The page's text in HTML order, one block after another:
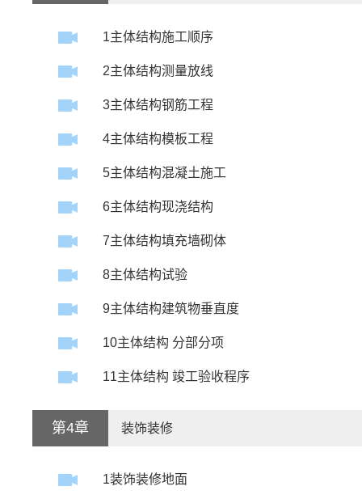
1主体结构施工顺序
2主体结构测量放线
3主体结构钢筋工程
4主体结构模板工程
5主体结构混凝土施工
6主体结构现浇结构
7主体结构填充墙砌体
8主体结构试验
9主体结构建筑物垂直度
10主体结构 分部分项
11主体结构 竣工验收程序
第4章 装饰装修
1装饰装修地面